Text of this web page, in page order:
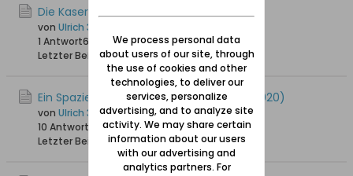
Die Kaserne in Neufahrwasser
von Ulrich 31
1 Antwort6.641 Hits 0 Likes
Letzter Beitrag18.07.2022, 14:22
Ein Spaziergang durch Neufahrwasser (2020)
von Ulrich 31
10 Antworten 10.460 Hits0 Likes
Letzter Beitrag02.07.2022, 22:07
We process personal data
about users of our site, through
the use of cookies and other
technologies, to deliver our
services, personalize
advertising, and to analyze site
activity. We may share certain
information about our users
with our advertising and
analytics partners. For